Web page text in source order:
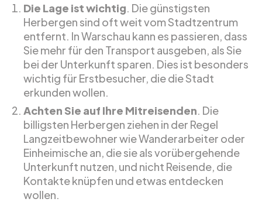
Die Lage ist wichtig. Die günstigsten
Herbergen sind oft weit vom Stadtzentrum
entfernt. In Warschau kann es passieren, dass
Sie mehr für den Transport ausgeben, als Sie
bei der Unterkunft sparen. Dies ist besonders
wichtig für Erstbesucher, die die Stadt
erkunden wollen.
Achten Sie auf Ihre Mitreisenden. Die
billigsten Herbergen ziehen in der Regel
Langzeitbewohner wie Wanderarbeiter oder
Einheimische an, die sie als vorübergehende
Unterkunft nutzen, und nicht Reisende, die
Kontakte knüpfen und etwas entdecken
wollen.